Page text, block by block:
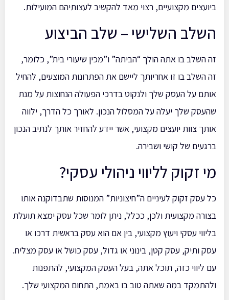
ביועצים מקצועיים, רצוי מאד להקשיב לעצותיהם המועילות.
השלב השלישי – שלב הביצוע
זה השלב בו אתה הולך “הביתה” ו”מכין שיעורי בית”, כלומר,
זה השלב בו זו אחריותך ליישם את הפתרונות המוצעים, להחיל
אותם על העסק שלך ולנקוט בדרכי הפעולה הנחוצות על מנת
שהעסק שלך יעלה על המסלול הנכון. לאורך כל הדרך, ילווה
אותך צוות יועצים מקצועי, אשר יידע להחזיר אותך לנתיב הנכון
ברגעים של קושי ושבירה.
מי זקוק לליווי ניהולי עסקי?
כל עסק זקוק לעיניים ה”חיצוניות” המנוסות שתבדוקנה אותו
בצורה מקצועית ולכן, ככלל, ניתן לומר שכל עסק ימצא תועלת
בליווי עסקי ויעוץ מקצועי, בין אם הוא עסק בראשית דרכו או
עסק ותיק, עסק קטן, בינוני או גדול, עסק כושל או עסק מצליח.
עם ליווי כזה, תוכל אתה, בעל העסק המקצועי, להתפנות
ולהתמקד במה שאתה טוב בו באמת, התחום המקצועי שלך.